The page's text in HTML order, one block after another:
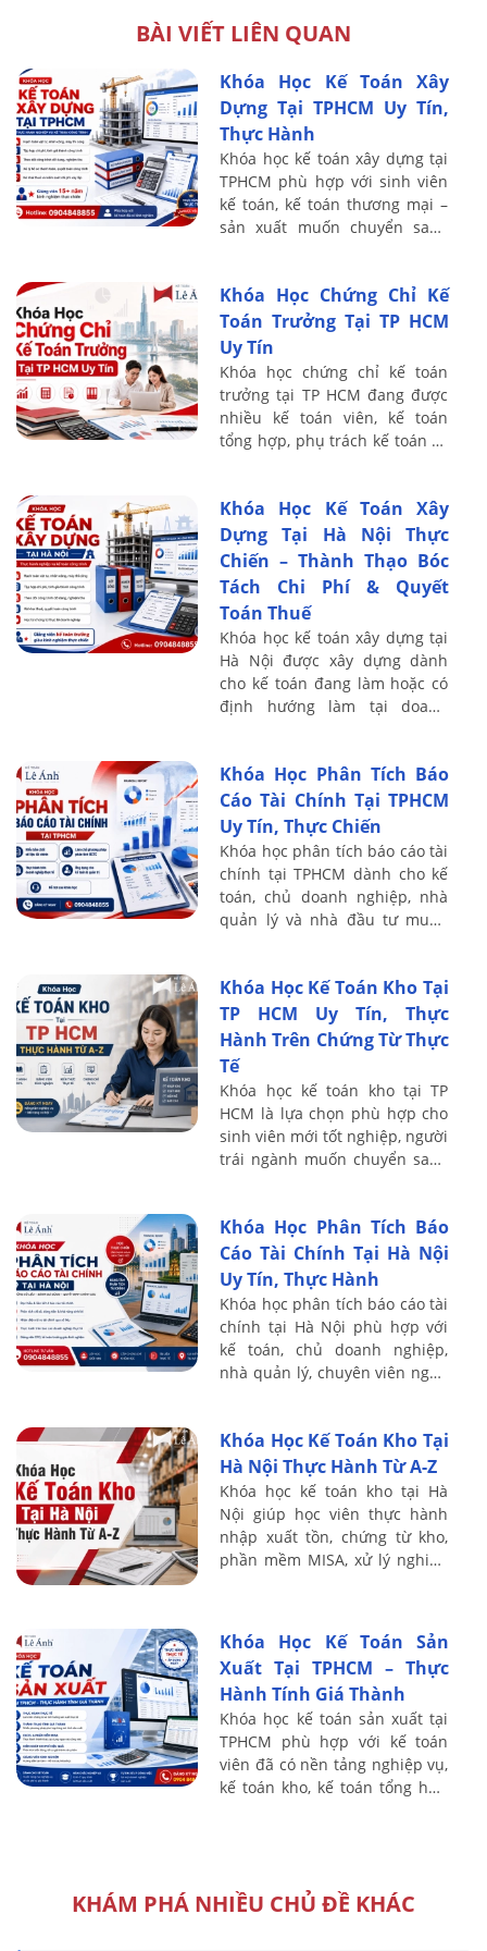
BÀI VIẾT LIÊN QUAN
Khóa Học Kế Toán Xây
Dựng Tại TPHCM Uy Tín,
Thực Hành
Khóa học kế toán xây dựng tại
TPHCM phù hợp với sinh viên
kế toán, kế toán thương mại –
sản xuất muốn chuyển sang
nghiệp ...
Khóa Học Chứng Chỉ Kế
Toán Trưởng Tại TP HCM
Uy Tín
Khóa học chứng chỉ kế toán
trưởng tại TP HCM đang được
nhiều kế toán viên, kế toán
tổng hợp, phụ trách kế toán và
– kế ...
Khóa Học Kế Toán Xây
Dựng Tại Hà Nội Thực
Chiến – Thành Thạo Bóc
Tách Chi Phí & Quyết
Toán Thuế
Khóa học kế toán xây dựng tại
Hà Nội được xây dựng dành
cho kế toán đang làm hoặc có
định hướng làm tại doanh
đường và hạ ...
Khóa Học Phân Tích Báo
Cáo Tài Chính Tại TPHCM
Uy Tín, Thực Chiến
Khóa học phân tích báo cáo tài
chính tại TPHCM dành cho kế
toán, chủ doanh nghiệp, nhà
quản lý và nhà đầu tư muốn
chính và ...
Khóa Học Kế Toán Kho Tại
TP HCM Uy Tín, Thực
Hành Trên Chứng Từ Thực
Tế
Khóa học kế toán kho tại TP
HCM là lựa chọn phù hợp cho
sinh viên mới tốt nghiệp, người
trái ngành muốn chuyển sang
toán muốn ...
Khóa Học Phân Tích Báo
Cáo Tài Chính Tại Hà Nội
Uy Tín, Thực Hành
Khóa học phân tích báo cáo tài
chính tại Hà Nội phù hợp với
kế toán, chủ doanh nghiệp,
nhà quản lý, chuyên viên ngân
hiểu số ...
Khóa Học Kế Toán Kho Tại
Hà Nội Thực Hành Từ A-Z
Khóa học kế toán kho tại Hà
Nội giúp học viên thực hành
nhập xuất tồn, chứng từ kho,
phần mềm MISA, xử lý nghiệp
Khóa Học Kế Toán Sản
Xuất Tại TPHCM – Thực
Hành Tính Giá Thành
Khóa học kế toán sản xuất tại
TPHCM phù hợp với kế toán
viên đã có nền tảng nghiệp vụ,
kế toán kho, kế toán tổng hợp
KHÁM PHÁ NHIỀU CHỦ ĐỀ KHÁC